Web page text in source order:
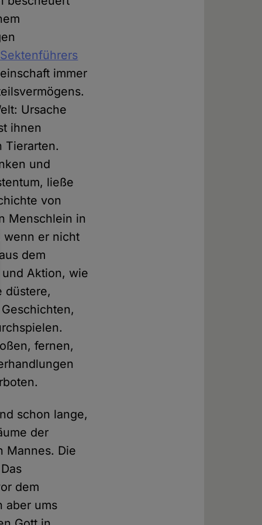
immer
Ursache
ihnen
Tierarten.
und
ließe
von
Menschlein in
wenn er nicht
dem
Aktion, wie
düstere,
fernen,
schon lange,
der
Mannes. Die
dem
aber ums